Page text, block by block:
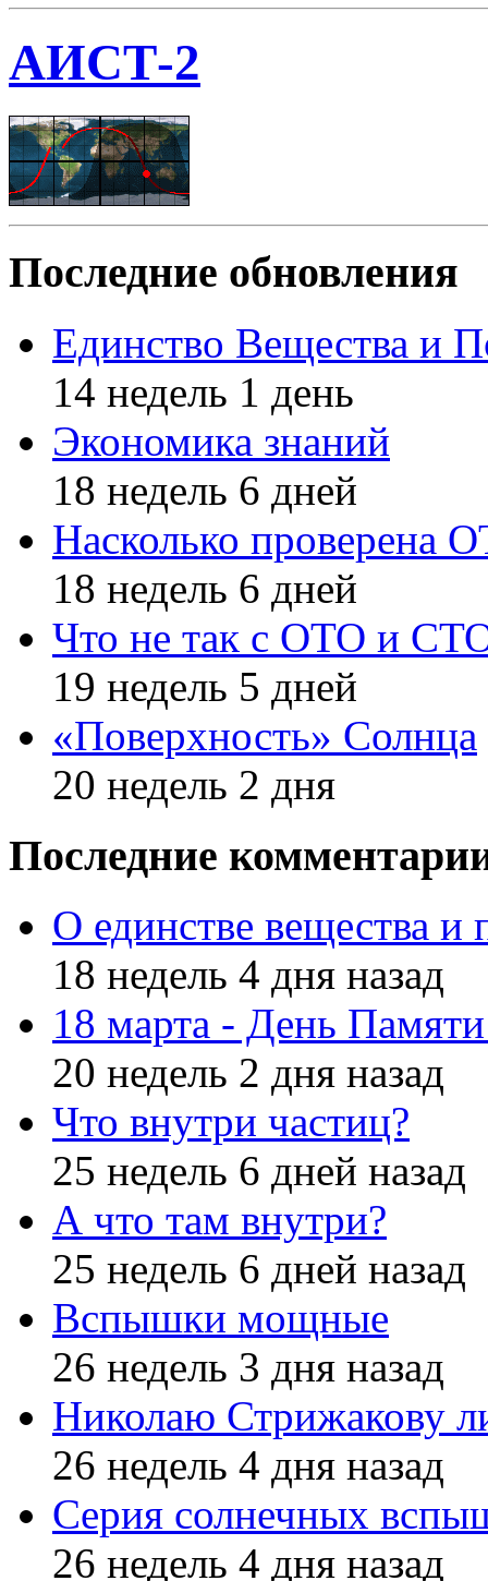
АИСТ-2
Последние обновления
Единство Вещества и
14 недель 1 день
Экономика знаний
18 недель 6 дней
Насколько проверена
18 недель 6 дней
Что не так с ОТО и
19 недель 5 дней
«Поверхность» Солнца
20 недель 2 дня
Последние
О единстве вещества и
18 недель 4 дня назад
18 марта - День
20 недель 2 дня назад
Что внутри частиц?
25 недель 6 дней назад
А что там внутри?
25 недель 6 дней назад
Вспышки мощные
26 недель 3 дня назад
Николаю Стрижакову
26 недель 4 дня назад
Серия солнечных
26 недель 4 дня назад